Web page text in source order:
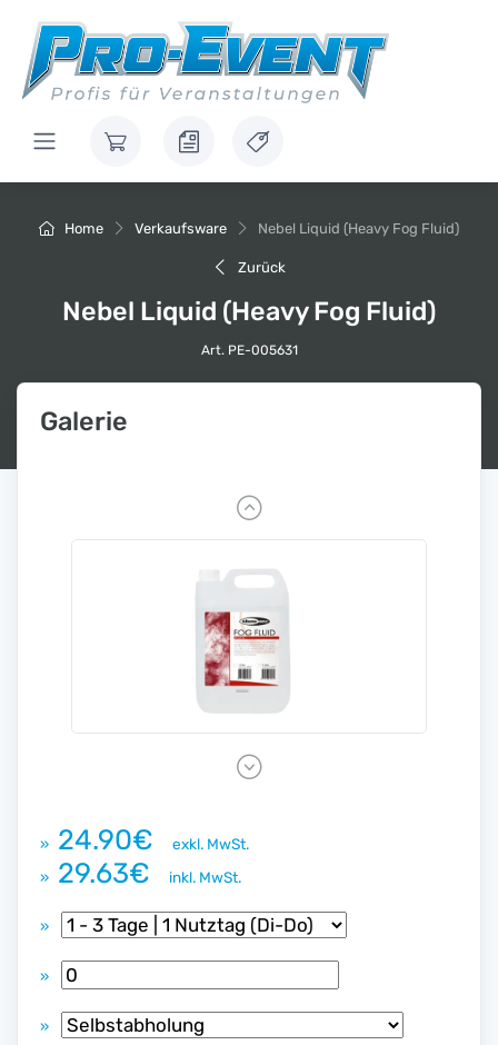
Home Verkaufsware Nebel Liquid (Heavy Fog Fluid)
Zurück
Nebel Liquid (Heavy Fog Fluid)
Art. PE-005631
Galerie
P
r
e
i
o
u
N
» 24.90€
exkl. MwSt.
» 29.63€ inkl. MwSt.
»
»
»